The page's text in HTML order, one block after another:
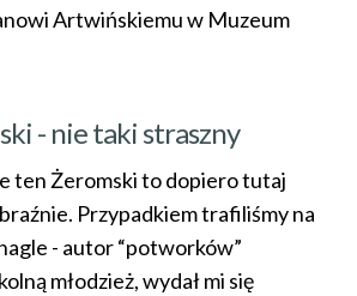
Artwińskiemu w Muzeum
- nie taki straszny
ten Żeromski to dopiero tutaj
Przypadkiem trafiliśmy na
- autor “potworków”
młodzież, wydał mi się